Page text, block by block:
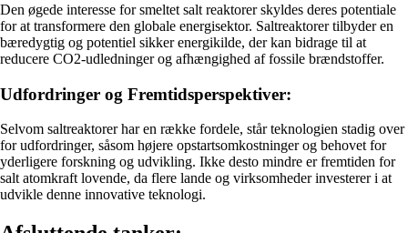
Den øgede interesse for smeltet salt reaktorer skyldes deres potentiale
for at transformere den globale energisektor. Saltreaktorer tilbyder en
bæredygtig og potentiel sikker energikilde, der kan bidrage til at
reducere CO2-udledninger og afhængighed af fossile brændstoffer.
Udfordringer og Fremtidsperspektiver:
Selvom saltreaktorer har en række fordele, står teknologien stadig over
for udfordringer, såsom højere opstartsomkostninger og behovet for
yderligere forskning og udvikling. Ikke desto mindre er fremtiden for
salt atomkraft lovende, da flere lande og virksomheder investerer i at
udvikle denne innovative teknologi.